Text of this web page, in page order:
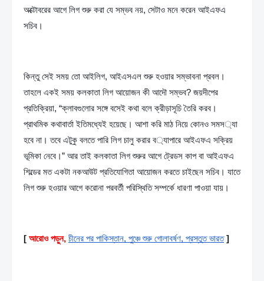
অক্টোবরের আগে লিগ শুরু করা যে সম্ভব নয়, সেটাও মনে করেন আইএফএ
সচিব।
কিন্তু সেই সময় তো আইলিগ, আইএসএল শুরু হওয়ার সম্ভাবনা প্রবল।
তাহলে একই সময় কলকাতা লিগ আয়োজন কী আদৌ সম্ভব? জয়দীপের
প্রতিক্রিয়া, “ক্লাবগুলোর সঙ্গে বসেই কথা বলে ক্রীড়াসূচি তৈরি করব।
প্রাথমিক কথাবার্তা ইতিমধ্যেই হয়েছে। আশা করি মাঠ নিয়ে কোনও সমস‌্যা
হবে না। তবে এটুকু বলতে পারি লিগ চালু করার ব‌্যাপারে আইএফএ সক্রিয়
ভূমিকা নেবে।” আর তাই কলকাতা লিগ শুরুর আগে ট্রেডস কাপ বা আইএফএ
শিল্ডের মত একটা নকআউট প্রতিযোগিতা আয়োজন করতে চাইছেন সচিব। যাতে
লিগ শুরু হওয়ার আগে করোনা পরবর্তী পরিস্থিতি সম্পর্কে ধারণা পাওয়া যায়।
[ আরোও পড়ুন, চীনের পর পাকিস্তান, পুঞ্চে শুরু গোলাবর্ষণ, প্রস্তুত ভারত ]